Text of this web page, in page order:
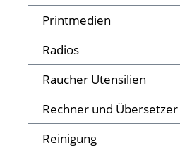
Printmedien
Radios
Raucher Utensilien
Rechner und Übersetzer
Reinigung